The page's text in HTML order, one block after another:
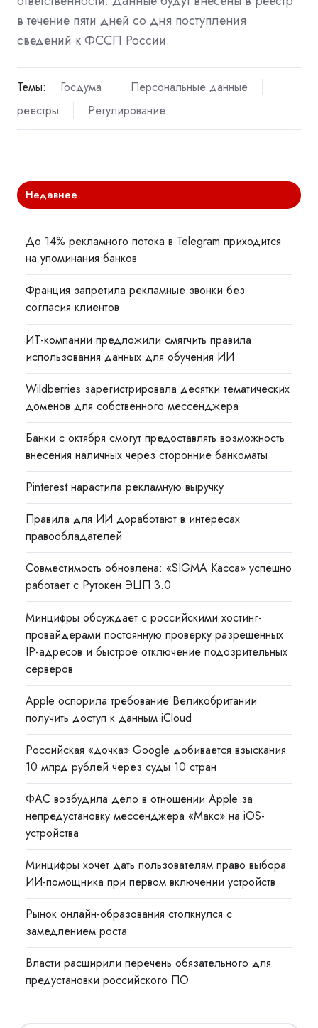
в течение пяти дней со дня поступления
сведений к ФССП России.
Темы: Госдума
Персональные данные
реестры
Регулирование
Недавнее
До 14% рекламного потока в Telegram приходится
на упоминания банков
Франция запретила рекламные звонки без
согласия клиентов
ИТ-компании предложили смягчить правила
использования данных для обучения ИИ
Wildberries зарегистрировала десятки тематических
доменов для собственного мессенджера
Банки с октября смогут предоставлять возможность
внесения наличных через сторонние банкоматы
Pinterest нарастила рекламную выручку
Правила для ИИ доработают в интересах
правообладателей
Совместимость обновлена: «SIGMA Касса» успешно
работает с Рутокен ЭЦП 3.0
Минцифры обсуждает с российскими хостинг-
провайдерами постоянную проверку разрешённых
IP-адресов и быстрое отключение подозрительных
серверов
Apple оспорила требование Великобритании
получить доступ к данным iCloud
Российская «дочка» Google добивается взыскания
10 млрд рублей через суды 10 стран
ФАС возбудила дело в отношении Apple за
непредустановку мессенджера «Макс» на iOS-
устройства
Минцифры хочет дать пользователям право выбора
ИИ-помощника при первом включении устройств
Рынок онлайн-образования столкнулся с
замедлением роста
Власти расширили перечень обязательного для
предустановки российского ПО